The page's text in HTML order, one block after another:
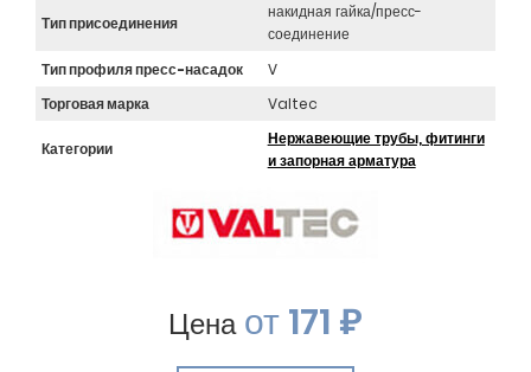
Тип присоединения
накидная гайка/пресс-
соединение
Тип профиля пресс-насадок
V
Торговая марка
Valtec
Категории
Нержавеющие трубы, фитинги
и запорная арматура
Ценаот171 ₽